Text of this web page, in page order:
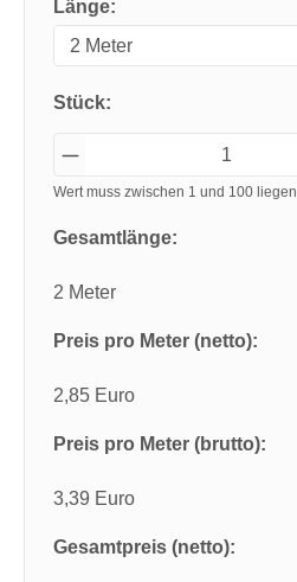
Länge:
Stück:
Wert muss zwischen 1 und 100 liegen
Gesamtlänge:
2 Meter
Preis pro Meter (netto):
2,85 Euro
Preis pro Meter (brutto):
3,39 Euro
Gesamtpreis (netto):